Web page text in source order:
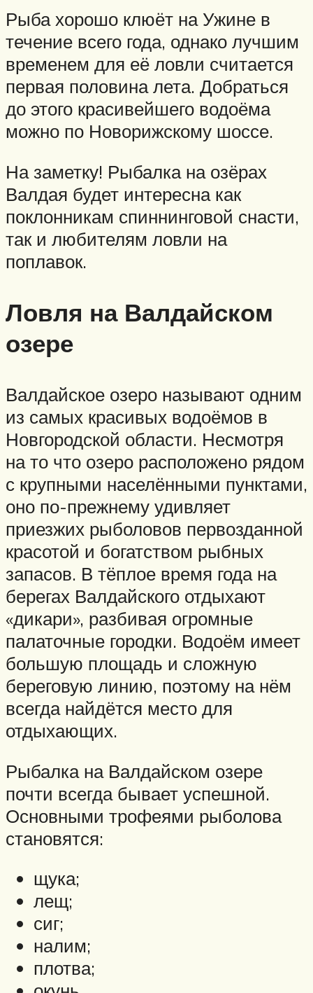
Рыба хорошо клюёт на Ужине в
течение всего года, однако лучшим
временем для её ловли считается
первая половина лета. Добраться
до этого красивейшего водоёма
можно по Новорижскому шоссе.
На заметку! Рыбалка на озёрах
Валдая будет интересна как
поклонникам спиннинговой снасти,
так и любителям ловли на
поплавок.
Ловля на Валдайском
озере
Валдайское озеро называют одним
из самых красивых водоёмов в
Новгородской области. Несмотря
на то что озеро расположено рядом
с крупными населёнными пунктами,
оно по-прежнему удивляет
приезжих рыболовов первозданной
красотой и богатством рыбных
запасов. В тёплое время года на
берегах Валдайского отдыхают
«дикари», разбивая огромные
палаточные городки. Водоём имеет
большую площадь и сложную
береговую линию, поэтому на нём
всегда найдётся место для
отдыхающих.
Рыбалка на Валдайском озере
почти всегда бывает успешной.
Основными трофеями рыболова
становятся:
щука;
лещ;
сиг;
налим;
плотва;